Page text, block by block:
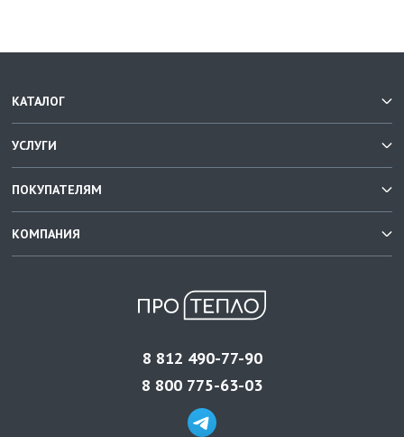
КАТАЛОГ
УСЛУГИ
ПОКУПАТЕЛЯМ
КОМПАНИЯ
8 812 490-77-90
8 800 775-63-03